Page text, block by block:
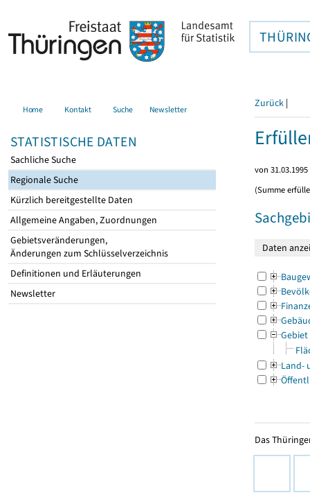
Home Kontakt Suche Newsletter
STATISTISCHE DATEN
Sachliche Suche
Regionale Suche
Kürzlich bereitgestellte Daten
Allgemeine Angaben, Zuordnungen
Gebietsveränderungen,
Änderungen zum Schlüsselverzeichnis
Definitionen und Erläuterungen
Newsletter
Zurück |
von
(Summe
Gebiet
Land-
Das